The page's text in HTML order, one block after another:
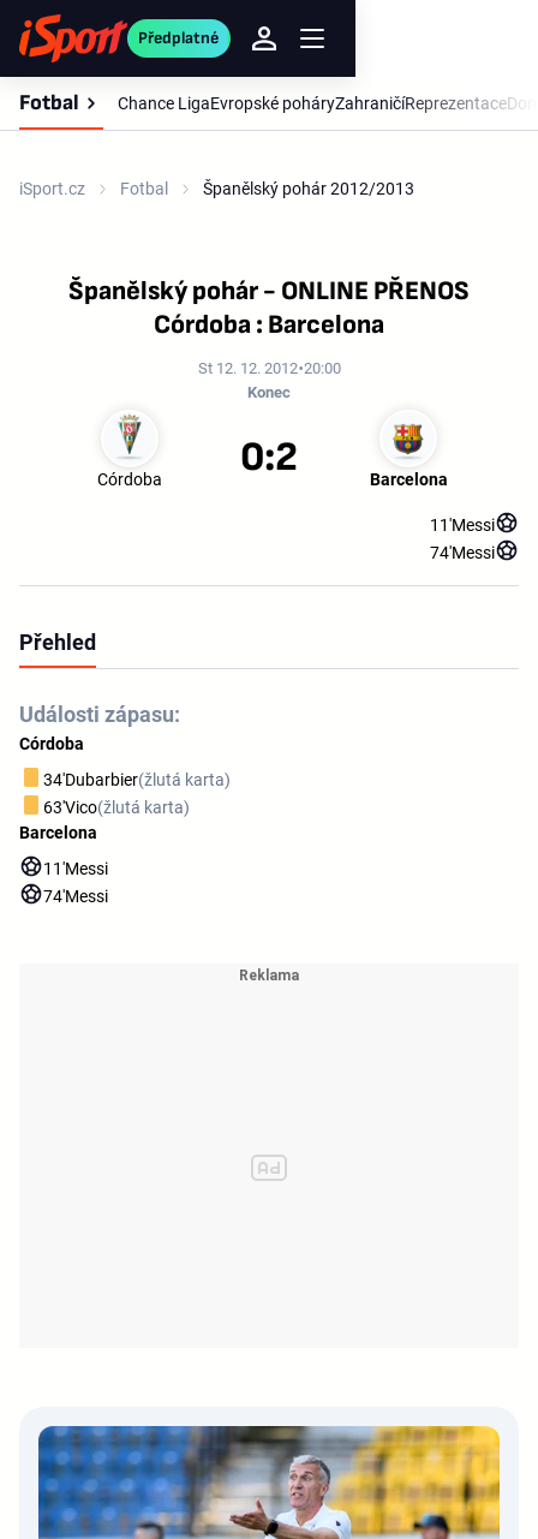
Předplatné
Fotbal Chance LigaEvropské poháryZahraničíReprezentace
iSport.cz Fotbal Španělský pohár 2012/2013
Španělský pohár - ONLINE PŘENOS
Córdoba : Barcelona
St 12. 12. 2012 20:00
Konec
Córdoba Barcelona
0:2
11'Messi
74'Messi
Přehled
Události zápasu:
Córdoba
34'Dubarbier(žlutá karta)
63'Vico(žlutá karta)
Barcelona
11'Messi
74'Messi